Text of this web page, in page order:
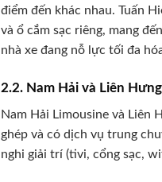
điểm đến khác nhau. Tuấn
và ổ cắm sạc riêng, mang
nhà xe đang nỗ lực tối đa
2.2. Nam Hải và Liên Hưng
Nam Hải Limousine và Liên
ghép và có dịch vụ trung
nghi giải trí (tivi, cổng sạc,